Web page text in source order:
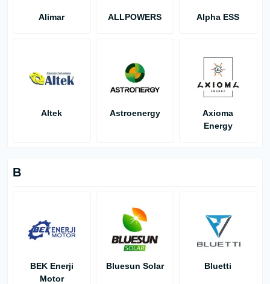
Alimar ALLPOWERS Alpha ESS
Altek Astroenergy
Axioma
Energy
B
BEK Enerji
Motor
Bluesun Solar Bluetti